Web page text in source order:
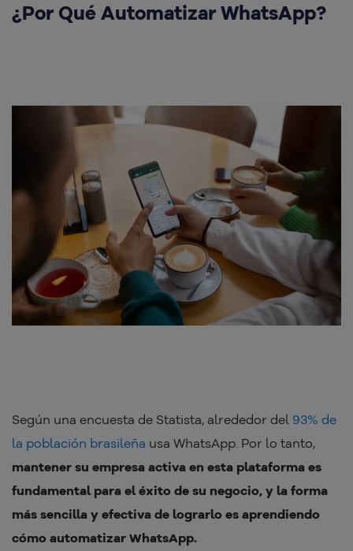
¿Por Qué Automatizar WhatsApp?
Según una encuesta de Statista, alrededor del 93% de
la población brasileña usa WhatsApp. Por lo tanto,
mantener su empresa activa en esta plataforma es
fundamental para el éxito de su negocio, y la forma
más sencilla y efectiva de lograrlo es aprendiendo
cómo automatizar WhatsApp.